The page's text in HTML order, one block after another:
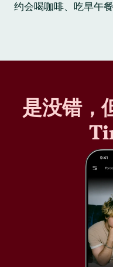
约会喝咖啡、吃早午
是没错，